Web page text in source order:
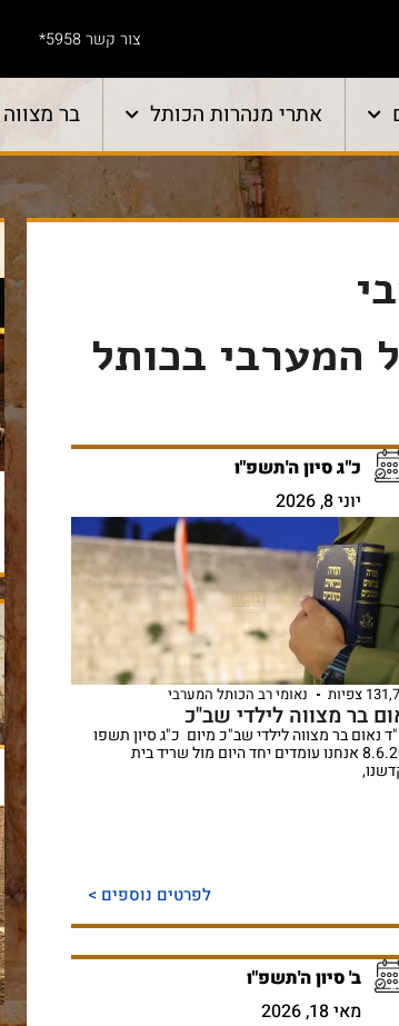
צור קשר 5958*
אתרי מנהרות הכותל בר מצווה
המערבי בכותל
כ"ג סיון ה'תשפ"ו
יוני 8, 2026
צפיות נאומי רב הכותל המערבי
בר מצווה לילדי שב"כ
נאום בר מצווה לילדי שב"כ מיום כ"ג סיון תשפו
8.6.205 אנחנו עומדים יחד היום מול שריד בית
לפרטים נוספים >
ב' סיון ה'תשפ"ו
מאי 18, 2026